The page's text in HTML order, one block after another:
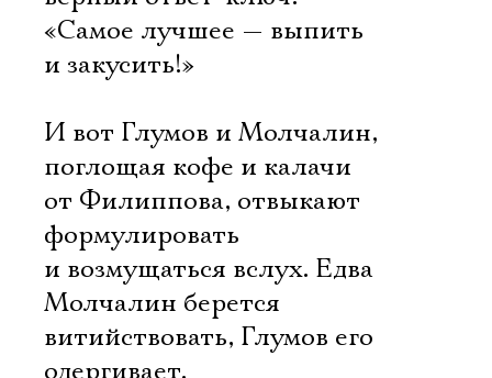
«Самое лучшее — выпить
и закусить!»
И вот Глумов и Молчалин,
поглощая кофе и калачи
от Филиппова, отвыкают
формулировать
и возмущаться вслух. Едва
Молчалин берется
витийствовать, Глумов его
одергивает.